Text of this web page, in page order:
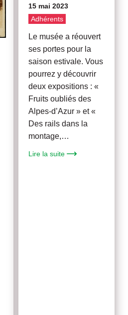
15 mai 2023
Adhérents
Le musée a réouvert
ses portes pour la
saison estivale. Vous
pourrez y découvrir
deux expositions : «
Fruits oubliés des
Alpes-d’Azur » et «
Des rails dans la
montage,…
Lire la suite